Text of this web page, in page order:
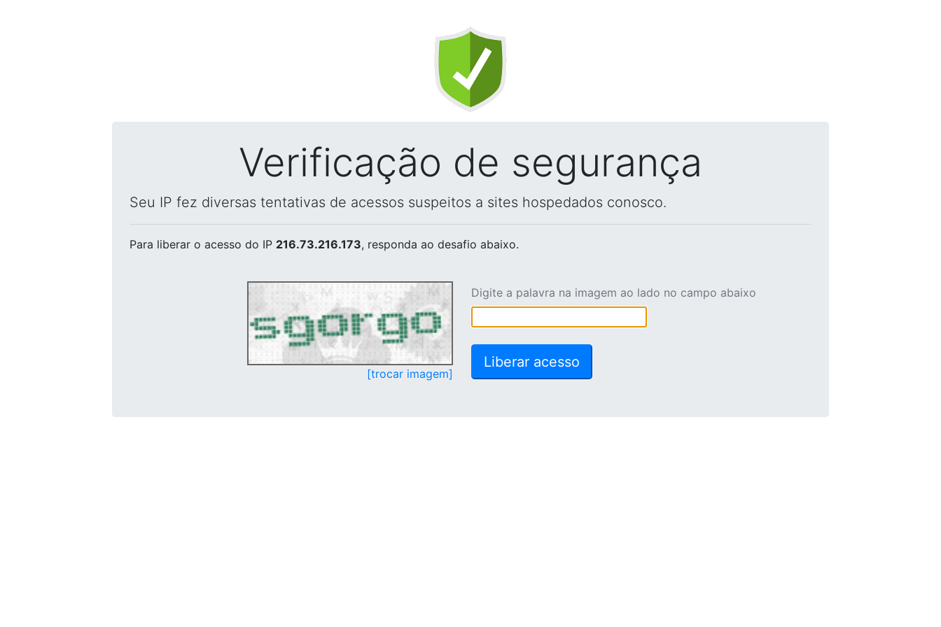
Verificação de segurança
Seu IP fez diversas tentativas de acessos suspeitos a sites hospedados conosco.
Para liberar o acesso do IP 216.73.216.173, responda ao desafio abaixo.
[trocar imagem]
Digite a palavra na imagem ao lado no campo abaixo